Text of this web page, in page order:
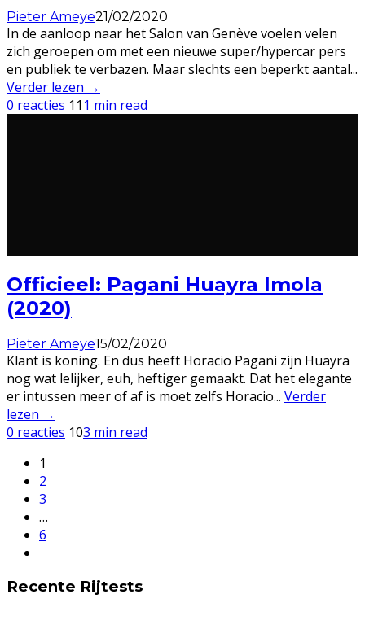
Pieter Ameye21/02/2020
In de aanloop naar het Salon van Genève voelen velen
zich geroepen om met een nieuwe super/hypercar pers
en publiek te verbazen. Maar slechts een beperkt aantal...
Verder lezen →
0 reacties 11 1 min read
Officieel: Pagani Huayra Imola
(2020)
Pieter Ameye15/02/2020
Klant is koning. En dus heeft Horacio Pagani zijn Huayra
nog wat lelijker, euh, heftiger gemaakt. Dat het elegante
er intussen meer of af is moet zelfs Horacio... Verder
lezen →
0 reacties 103 min read
1
2
3
…
6
Recente Rijtests